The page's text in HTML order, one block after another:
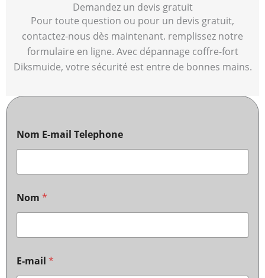
Demandez un devis gratuit
Pour toute question ou pour un devis gratuit,
contactez-nous dès maintenant. remplissez notre
formulaire en ligne. Avec dépannage coffre-fort
Diksmuide, votre sécurité est entre de bonnes mains.
Nom E-mail Telephone
Nom *
E-mail *